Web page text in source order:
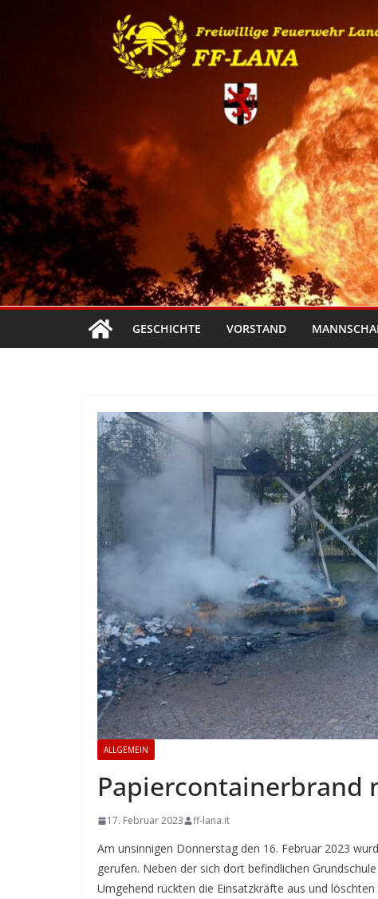
GESCHICHTE VORSTAND
ALLGEMEIN
Papiercontainerbrand
17. Februar 2023 ff-lana.it
Am unsinnigen Donnerstag den 16. Februar 2023
gerufen. Neben der sich dort befindlichen
Umgehend rückten die Einsatzkräfte aus und